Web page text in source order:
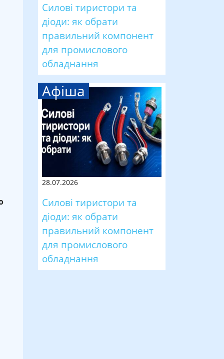
Силові тиристори та
діоди: як обрати
правильний компонент
для промислового
обладнання
Афіша
28.07.2026
Силові тиристори та
діоди: як обрати
правильний компонент
для промислового
обладнання